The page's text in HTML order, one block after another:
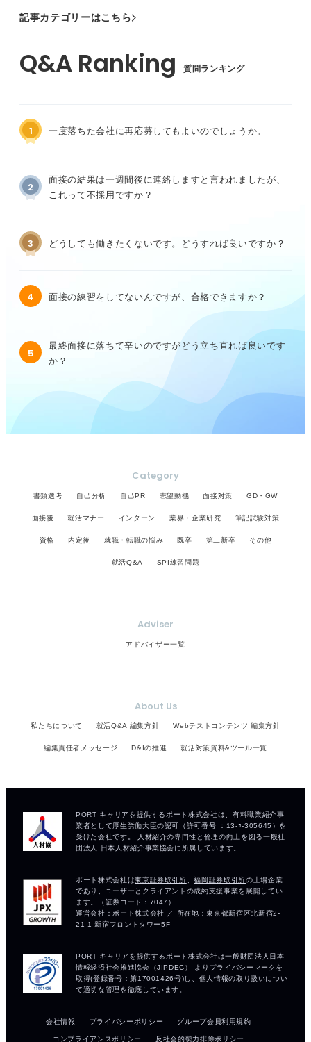
記事カテゴリーはこちら
質問ランキング
1 一度落ちた会社に再応募してもよいのでしょうか。
2
面接の結果は一週間後に連絡しますと言われましたが、
これって不採用ですか？
3 どうしても働きたくないです。どうすれば良いですか？
4 面接の練習をしてないんですが、合格できますか？
5
最終面接に落ちて辛いのですがどう立ち直れば良いです
か？
Category
書類選考 自己分析 自己PR 志望動機 面接対策 GD・GW
面接後 就活マナー インターン 業界・企業研究 筆記試験対策
資格 内定後 就職・転職の悩み 既卒 第二新卒 その他
就活Q&A SPI練習問題
Adviser
アドバイザー一覧
About Us
私たちについて 就活Q&A 編集方針 Webテストコンテンツ 編集方針
編集責任者メッセージ D&Iの推進 就活対策資料&ツール一覧
会社情報 プライバシーポリシー グループ会員利用規約
コンプライアンスポリシー 反社会的勢力排除ポリシー